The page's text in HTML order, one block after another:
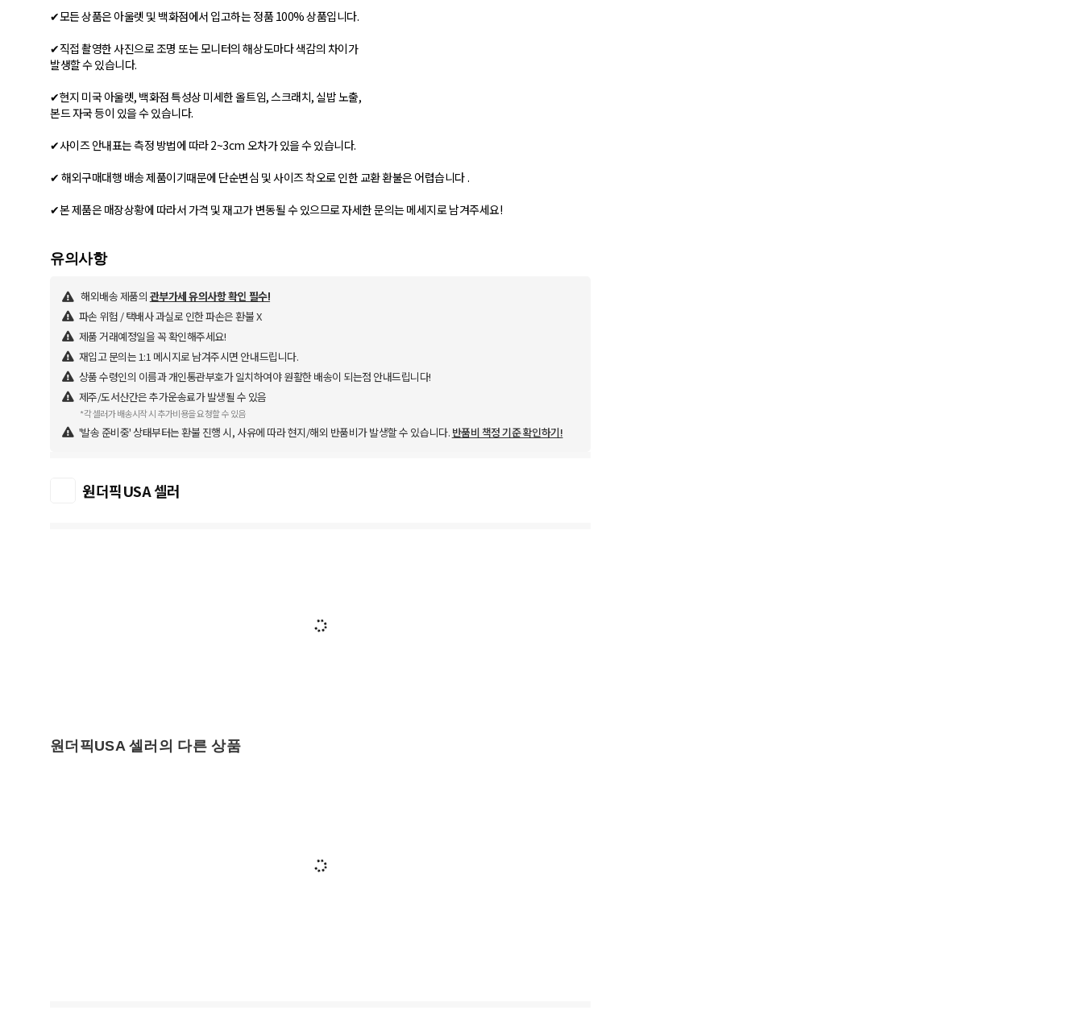
✔모든 상품은 아울렛 및 백화점에서 입고하는 정품 100% 상품입니다.
✔직접 촬영한 사진으로 조명 또는 모니터의 해상도마다 색감의 차이가
발생할 수 있습니다.
✔현지 미국 아울렛, 백화점 특성상 미세한 올트임, 스크래치, 실밥 노출,
본드 자국 등이 있을 수 있습니다.
✔사이즈 안내표는 측정 방법에 따라 2~3cm 오차가 있을 수 있습니다.
✔ 해외구매대행 배송 제품이기때문에 단순변심 및 사이즈 착오로 인한 교환 환불은 어렵습니다 .
✔본 제품은 매장상황에 따라서 가격 및 재고가 변동될 수 있으므로 자세한 문의는 메세지로 남겨주세요!
유의사항
해외배송 제품의 관부가세 유의사항 확인 필수!
파손 위험 / 택배사 과실로 인한 파손은 환불 X
제품 거래예정일을 꼭 확인해주세요!
재입고 문의는 1:1 메시지로 남겨주시면 안내드립니다.
상품 수령인의 이름과 개인통관부호가 일치하여야 원활한 배송이 되는점 안내드립니다!
제주/도서산간은 추가운송료가 발생될 수 있음
*각 셀러가 배송시작 시 추가비용을 요청할 수 있음
'발송 준비중' 상태부터는 환불 진행 시, 사유에 따라 현지/해외 반품비가 발생할 수 있습니다. 반품비 책정 기준 확인하기!
원더픽USA 셀러
원더픽USA 셀러의 다른 상품